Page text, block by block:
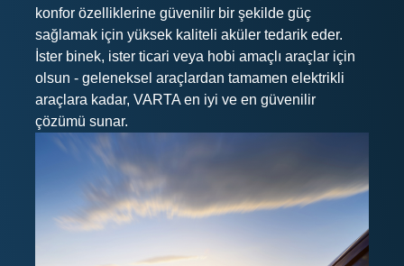
konfor özelliklerine güvenilir bir şekilde güç
sağlamak için yüksek kaliteli aküler tedarik eder.
İster binek, ister ticari veya hobi amaçlı araçlar için
olsun - geleneksel araçlardan tamamen elektrikli
araçlara kadar, VARTA en iyi ve en güvenilir
çözümü sunar.